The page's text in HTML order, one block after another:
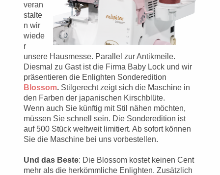
veran
stalte
n wir
wiede
r
unsere Hausmesse. Parallel zur Antikmeile.
Diesmal zu Gast ist die Firma Baby Lock und wir
präsentieren die Enlighten Sonderedition
Blossom. Stilgerecht zeigt sich die Maschine in
den Farben der japanischen Kirschblüte.
Wenn auch Sie künftig mit Stil nähen möchten,
müssen Sie schnell sein. Die Sonderedition ist
auf 500 Stück weltweit limitiert. Ab sofort können
Sie die Maschine bei uns vorbestellen.
Und das Beste: Die Blossom kostet keinen Cent
mehr als die herkömmliche Enlighten. Zusätzlich